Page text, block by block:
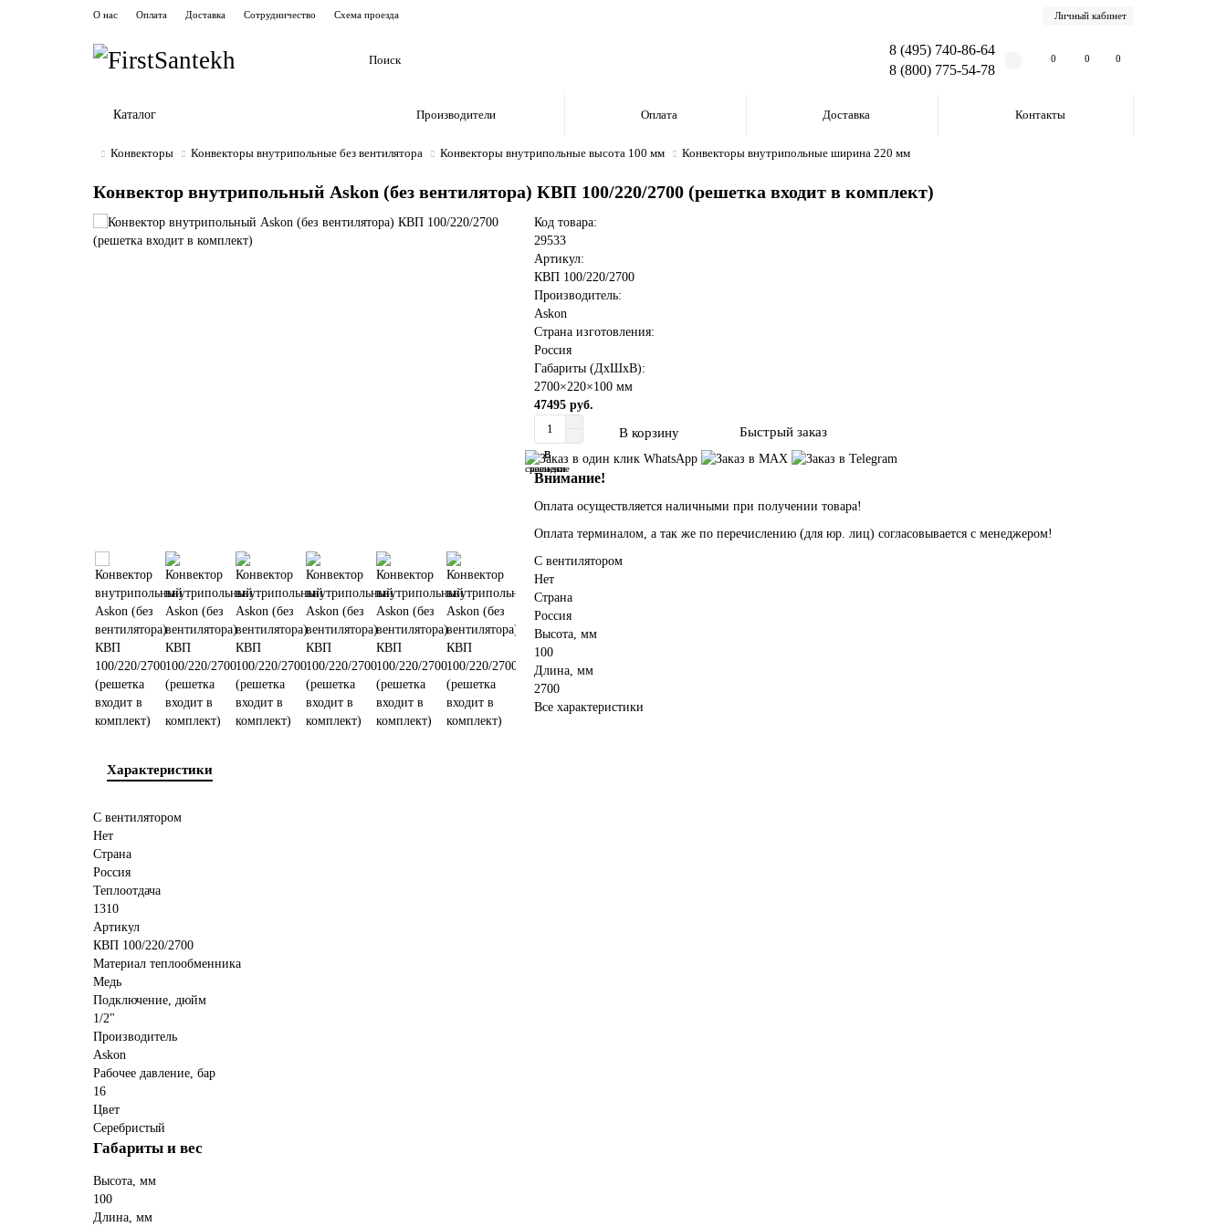
О нас Оплата Доставка Сотрудничество Схема проезда Личный кабинет
8 (495) 740-86-64
8 (800) 775-54-78
0 0 0
Каталог Производители Оплата Доставка Контакты
Конвекторы Конвекторы внутрипольные без вентилятора Конвекторы внутрипольные высота 100 мм Конвекторы внутрипольные ширина 220 мм
Конвектор внутрипольный Askon (без вентилятора) КВП 100/220/2700 (решетка входит в комплект)
Код товара:
29533
Артикул:
КВП 100/220/2700
Производитель:
Askon
Страна изготовления:
Россия
Габариты (ДхШхВ):
2700×220×100 мм
47495 руб.
В корзину Быстрый заказ
В
закладки
В
сравнение
Внимание!
Оплата осуществляется наличными при получении товара!
Оплата терминалом, а так же по перечислению (для юр. лиц) согласовывается с менеджером!
С вентилятором
Нет
Страна
Россия
Высота, мм
100
Длина, мм
2700
Все характеристики
Характеристики
С вентилятором
Нет
Страна
Россия
Теплоотдача
1310
Артикул
КВП 100/220/2700
Материал теплообменника
Медь
Подключение, дюйм
1/2"
Производитель
Аskon
Рабочее давление, бар
16
Цвет
Серебристый
Габариты и вес
Высота, мм
100
Длина, мм